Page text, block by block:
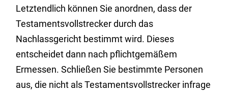
Letztendlich können Sie anordnen, dass der
Testamentsvollstrecker durch das
Nachlassgericht bestimmt wird. Dieses
entscheidet dann nach pflichtgemäßem
Ermessen. Schließen Sie bestimmte Personen
aus, die nicht als Testamentsvollstrecker infrage